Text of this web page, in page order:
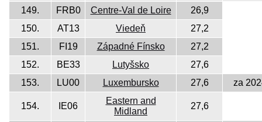
149.
FRB0 Centre-Val de Loire
26,9
150.
AT13 Viedeň
27,2
151.
FI19 Západné Fínsko
27,2
152.
BE33 Lutyšsko
27,6
153.
LU00 Luxembursko 27,6 za
154. IE06
Eastern and
Midland
27,6